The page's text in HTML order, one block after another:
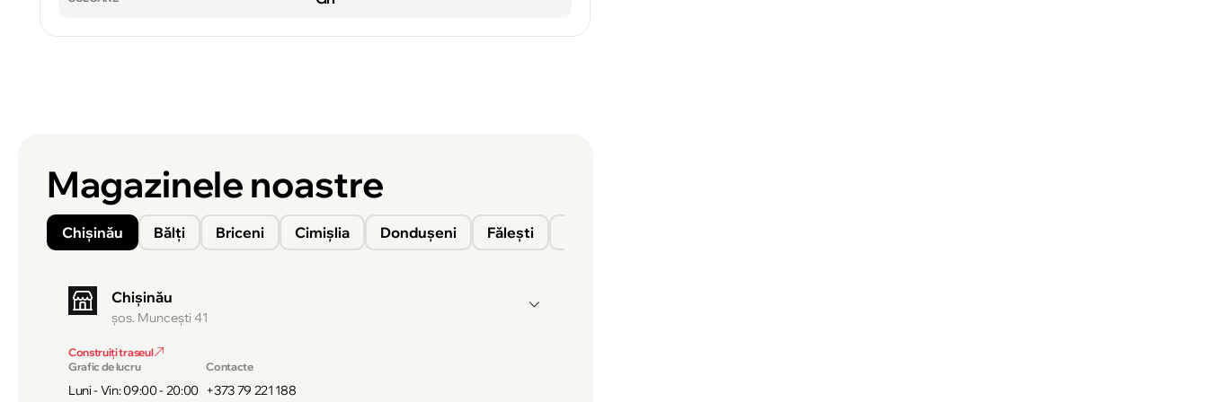
Magazinele noastre
Chișinău Bălți Briceni Cimișlia Donduşeni Fălești
Chișinău
şos. Munceşti 41
Construiți traseul
Grafic de lucru
Luni - Vin: 09:00 - 20:00
Contacte
+373 79 221 188